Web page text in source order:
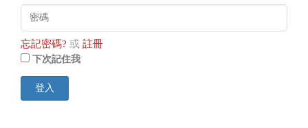
忘記密碼? 或 註冊
下次記住我
登入